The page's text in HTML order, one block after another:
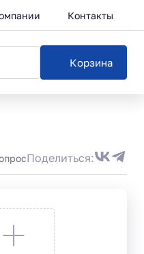
Контакты
Корзина
Поделиться: